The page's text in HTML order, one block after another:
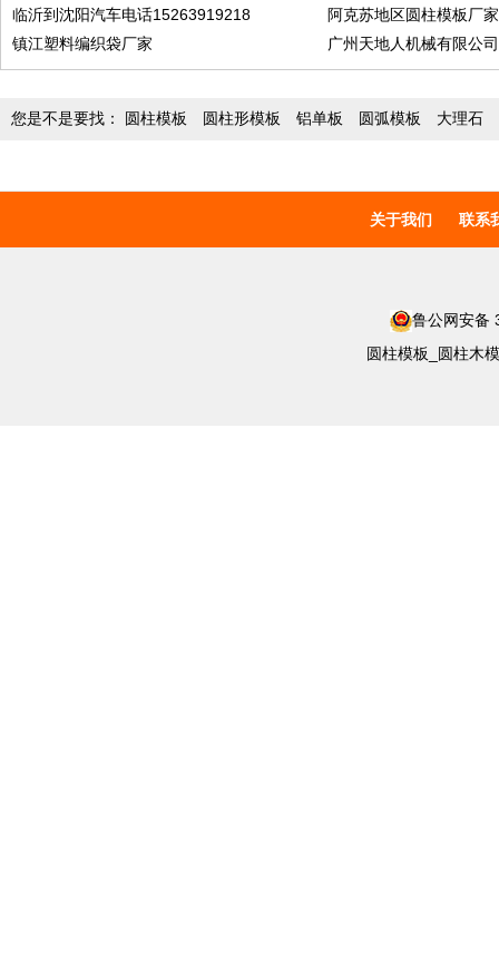
临沂到沈阳汽车电话15263919218
阿克苏地区圆柱模板厂家
镇江塑料编织袋厂家
广州天地人机械有限公司
您是不是要找： 圆柱模板 圆柱形模板 铝单板 圆弧模板 大理石
关于我们 联系
鲁公网安备
圆柱模板_圆柱木